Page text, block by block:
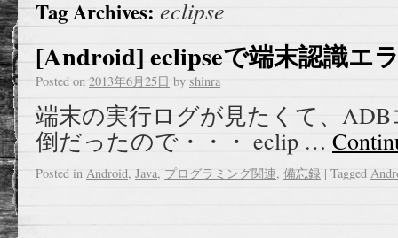
Tag Archives: eclipse
[Android] eclipseで端末認識エ
Posted on 2013年6月25日 by shinra
端末の実行ログが見たくて、
倒だったので・・・ eclip …
Posted in Android, Java, プログラミング関連, 備忘録 | Tagged